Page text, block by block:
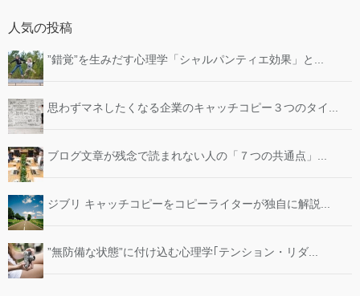
人気の投稿
”錯覚”を生みだす心理学「シャルパンティエ効果」と...
思わずマネしたくなる企業のキャッチコピー３つのタイ...
ブログ文章が残念で読まれない人の「７つの共通点」...
ジブリ キャッチコピーをコピーライターが独自に解説...
”無防備な状態”に付け込む心理学｢テンション・リダ...